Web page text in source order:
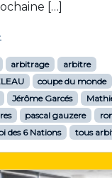
[…]
arbitrage
arbitre
coupe du monde
Jérôme Garcés
pascal gauzere
des 6 Nations tous